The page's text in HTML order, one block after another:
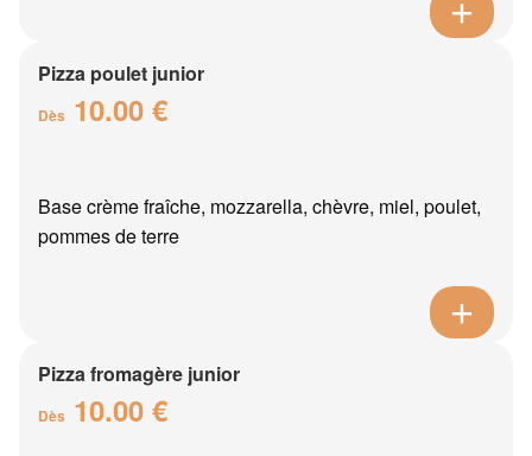
Pizza poulet junior
Dès 10.00 €
Base crème fraîche, mozzarella, chèvre, miel, poulet,
pommes de terre
Pizza fromagère junior
Dès 10.00 €